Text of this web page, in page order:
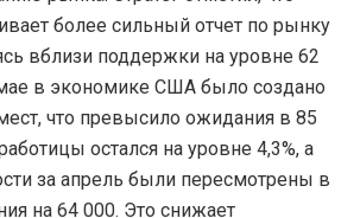
более сильный отчет по рынку
вблизи поддержки на уровне 62
в экономике США было создано
что превысило ожидания в 85
остался на уровне 4,3%, а
за апрель были пересмотрены в
на 64 000. Это снижает